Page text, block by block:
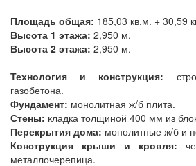
Площадь общая: 185,03 кв.м. + 30,59
Высота 1 этажа: 2,950 м.
Высота 2 этажа: 2,950 м.
Технология и конструкция:
газобетона.
Фундамент: монолитная ж/б плита.
Стены: кладка толщиной 400 мм из
Перекрытия дома: монолитные ж/б и
Конструкция крыши и кровля:
металлочерепица.